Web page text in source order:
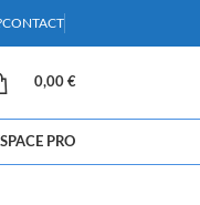
CONTACT
0,00 €
PRO